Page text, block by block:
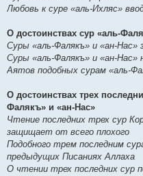
Любовь к суре «аль-Ихляс»
О достоинствах сур «аль-
Суры «аль-Фалякъ» и «ан-
Суры «аль-Фалякъ» и «ан-
Аятов подобных сурам «аль-
О достоинствах трех
Фалякъ» и «ан-Нас»
Чтение последних трех сур
защищает от всего плохого
Подобного трем последним
предыдущих Писаниях Аллаха
О чтении трех последних сур